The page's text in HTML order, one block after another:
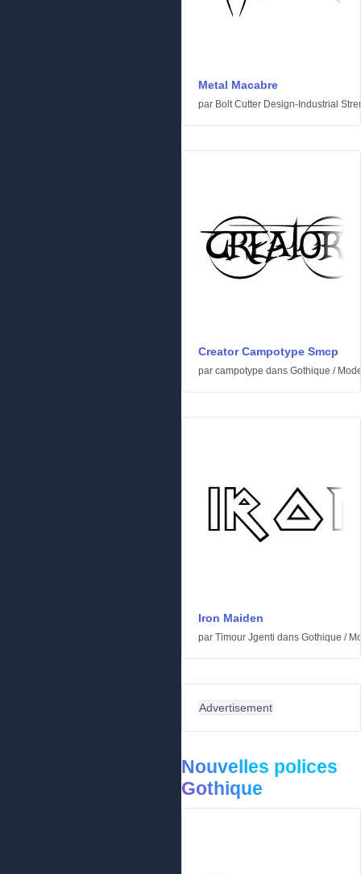
Metal Macabre
par Bolt Cutter Design-Industrial
Creator Campotype Smcp
par campotype dans Gothique /
Iron Maiden
par Timour Jgenti dans Gothique /
Advertisement
Nouvelles polices
Gothique